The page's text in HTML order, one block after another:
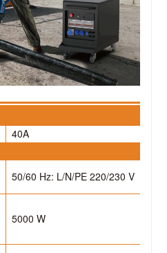
40A
50/60 Hz: L/N/PE 220/230 V
5000 W